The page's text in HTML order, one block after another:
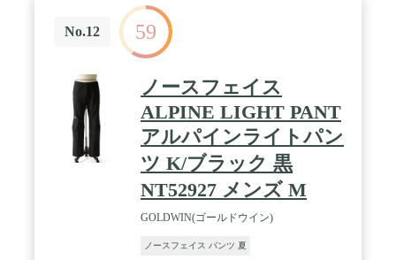
No.12 59
ノースフェイス
ALPINE LIGHT PANT
アルパインライトパン
ツ K/ブラック 黒
NT52927 メンズ M
GOLDWIN(ゴールドウイン)
ノースフェイス パンツ 夏